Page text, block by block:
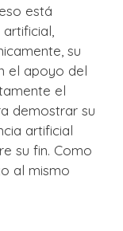
está
su
el apoyo del
el
demostrar su
artificial
su fin. Como
al mismo